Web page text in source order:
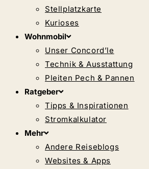
Stellplatzkarte
Kurioses
Wohnmobil
Unser Concord’le
Technik & Ausstattung
Pleiten Pech & Pannen
Ratgeber
Tipps & Inspirationen
Stromkalkulator
Mehr
Andere Reiseblogs
Websites & Apps